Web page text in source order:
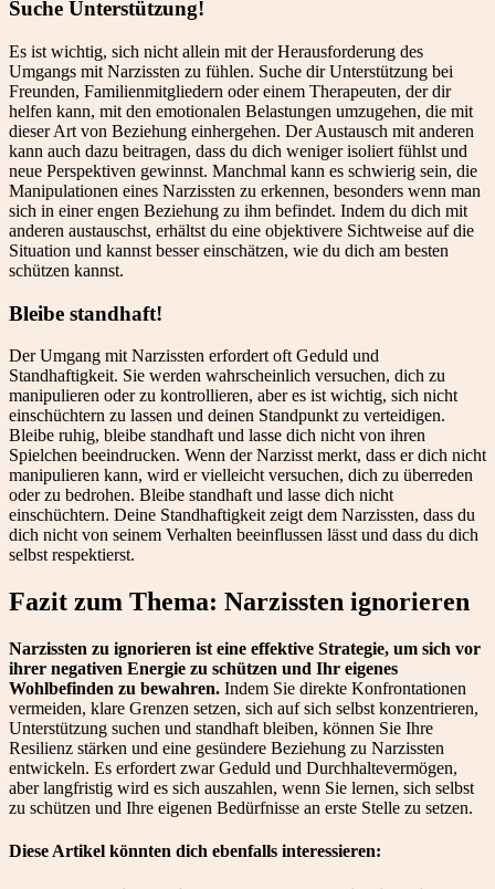
Suche Unterstützung!
Es ist wichtig, sich nicht allein mit der Herausforderung des
Umgangs mit Narzissten zu fühlen. Suche dir Unterstützung bei
Freunden, Familienmitgliedern oder einem Therapeuten, der dir
helfen kann, mit den emotionalen Belastungen umzugehen, die mit
dieser Art von Beziehung einhergehen. Der Austausch mit anderen
kann auch dazu beitragen, dass du dich weniger isoliert fühlst und
neue Perspektiven gewinnst. Manchmal kann es schwierig sein, die
Manipulationen eines Narzissten zu erkennen, besonders wenn man
sich in einer engen Beziehung zu ihm befindet. Indem du dich mit
anderen austauschst, erhältst du eine objektivere Sichtweise auf die
Situation und kannst besser einschätzen, wie du dich am besten
schützen kannst.
Bleibe standhaft!
Der Umgang mit Narzissten erfordert oft Geduld und
Standhaftigkeit. Sie werden wahrscheinlich versuchen, dich zu
manipulieren oder zu kontrollieren, aber es ist wichtig, sich nicht
einschüchtern zu lassen und deinen Standpunkt zu verteidigen.
Bleibe ruhig, bleibe standhaft und lasse dich nicht von ihren
Spielchen beeindrucken. Wenn der Narzisst merkt, dass er dich nicht
manipulieren kann, wird er vielleicht versuchen, dich zu überreden
oder zu bedrohen. Bleibe standhaft und lasse dich nicht
einschüchtern. Deine Standhaftigkeit zeigt dem Narzissten, dass du
dich nicht von seinem Verhalten beeinflussen lässt und dass du dich
selbst respektierst.
Fazit zum Thema: Narzissten ignorieren
Narzissten zu ignorieren ist eine effektive Strategie, um sich vor
ihrer negativen Energie zu schützen und Ihr eigenes
Wohlbefinden zu bewahren. Indem Sie direkte Konfrontationen
vermeiden, klare Grenzen setzen, sich auf sich selbst konzentrieren,
Unterstützung suchen und standhaft bleiben, können Sie Ihre
Resilienz stärken und eine gesündere Beziehung zu Narzissten
entwickeln. Es erfordert zwar Geduld und Durchhaltevermögen,
aber langfristig wird es sich auszahlen, wenn Sie lernen, sich selbst
zu schützen und Ihre eigenen Bedürfnisse an erste Stelle zu setzen.
Diese Artikel könnten dich ebenfalls interessieren: